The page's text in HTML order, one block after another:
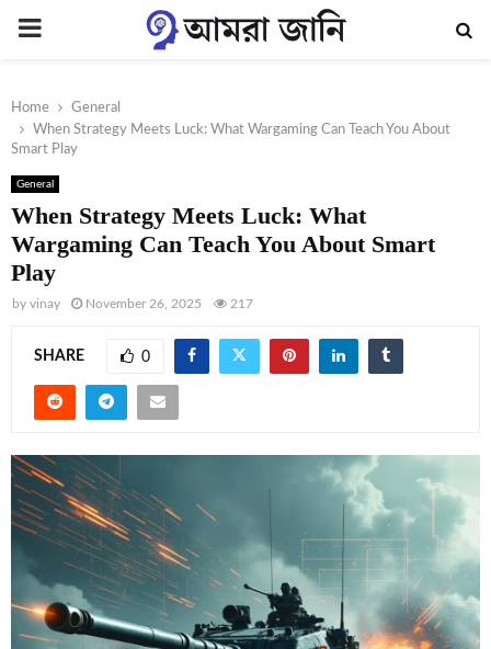
PRIMARY
Home
General
When Strategy Meets Luck: What Wargaming Can Teach You About
Smart Play
General
When Strategy Meets Luck: What
Wargaming Can Teach You About Smart
Play
by vinay November 26, 2025 217
SHARE 0